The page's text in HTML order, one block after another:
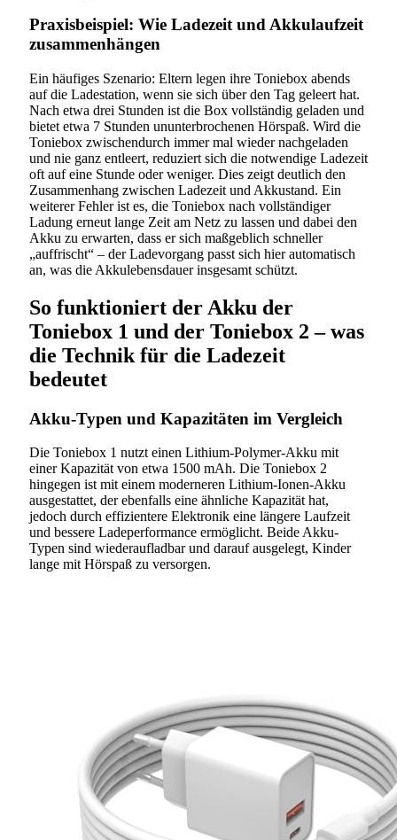
Praxisbeispiel: Wie Ladezeit und Akkulaufzeit
zusammenhängen
Ein häufiges Szenario: Eltern legen ihre Toniebox abends
auf die Ladestation, wenn sie sich über den Tag geleert hat.
Nach etwa drei Stunden ist die Box vollständig geladen und
bietet etwa 7 Stunden ununterbrochenen Hörspaß. Wird die
Toniebox zwischendurch immer mal wieder nachgeladen
und nie ganz entleert, reduziert sich die notwendige Ladezeit
oft auf eine Stunde oder weniger. Dies zeigt deutlich den
Zusammenhang zwischen Ladezeit und Akkustand. Ein
weiterer Fehler ist es, die Toniebox nach vollständiger
Ladung erneut lange Zeit am Netz zu lassen und dabei den
Akku zu erwarten, dass er sich maßgeblich schneller
„auffrischt“ – der Ladevorgang passt sich hier automatisch
an, was die Akkulebensdauer insgesamt schützt.
So funktioniert der Akku der
Toniebox 1 und der Toniebox 2 – was
die Technik für die Ladezeit
bedeutet
Akku-Typen und Kapazitäten im Vergleich
Die Toniebox 1 nutzt einen Lithium-Polymer-Akku mit
einer Kapazität von etwa 1500 mAh. Die Toniebox 2
hingegen ist mit einem moderneren Lithium-Ionen-Akku
ausgestattet, der ebenfalls eine ähnliche Kapazität hat,
jedoch durch effizientere Elektronik eine längere Laufzeit
und bessere Ladeperformance ermöglicht. Beide Akku-
Typen sind wiederaufladbar und darauf ausgelegt, Kinder
lange mit Hörspaß zu versorgen.